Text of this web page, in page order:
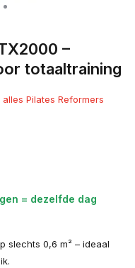
–
totaaltraining
alles Pilates Reformers
= dezelfde dag
slechts 0,6 m² – ideaal